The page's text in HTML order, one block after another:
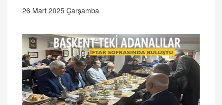
26 Mart 2025 Çarşamba